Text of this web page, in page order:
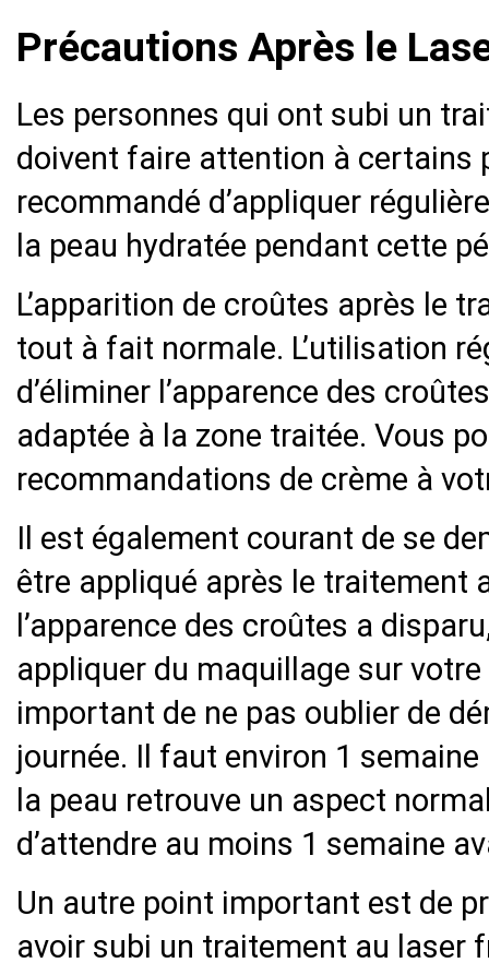
Précautions Après le
Les personnes qui ont subi un
doivent faire attention à certains
recommandé d’appliquer
la peau hydratée pendant cette
L’apparition de croûtes après le
tout à fait normale. L’utilisation
d’éliminer l’apparence des
adaptée à la zone traitée. Vous
recommandations de crème à
Il est également courant de se
être appliqué après le traitement
l’apparence des croûtes a
appliquer du maquillage sur
important de ne pas oublier de
journée. Il faut environ 1
la peau retrouve un aspect
d’attendre au moins 1 semaine
Un autre point important est de
avoir subi un traitement au laser